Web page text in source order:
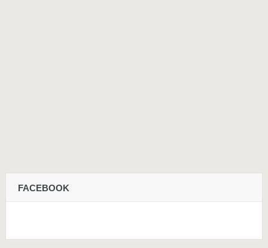
FACEBOOK